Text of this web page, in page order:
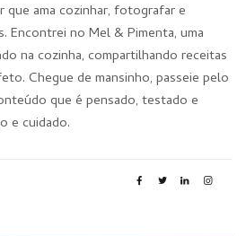
que ama cozinhar, fotografar e
Encontrei no Mel & Pimenta, uma
na cozinha, compartilhando receitas
Chegue de mansinho, passeie pelo
que é pensado, testado e
e cuidado.